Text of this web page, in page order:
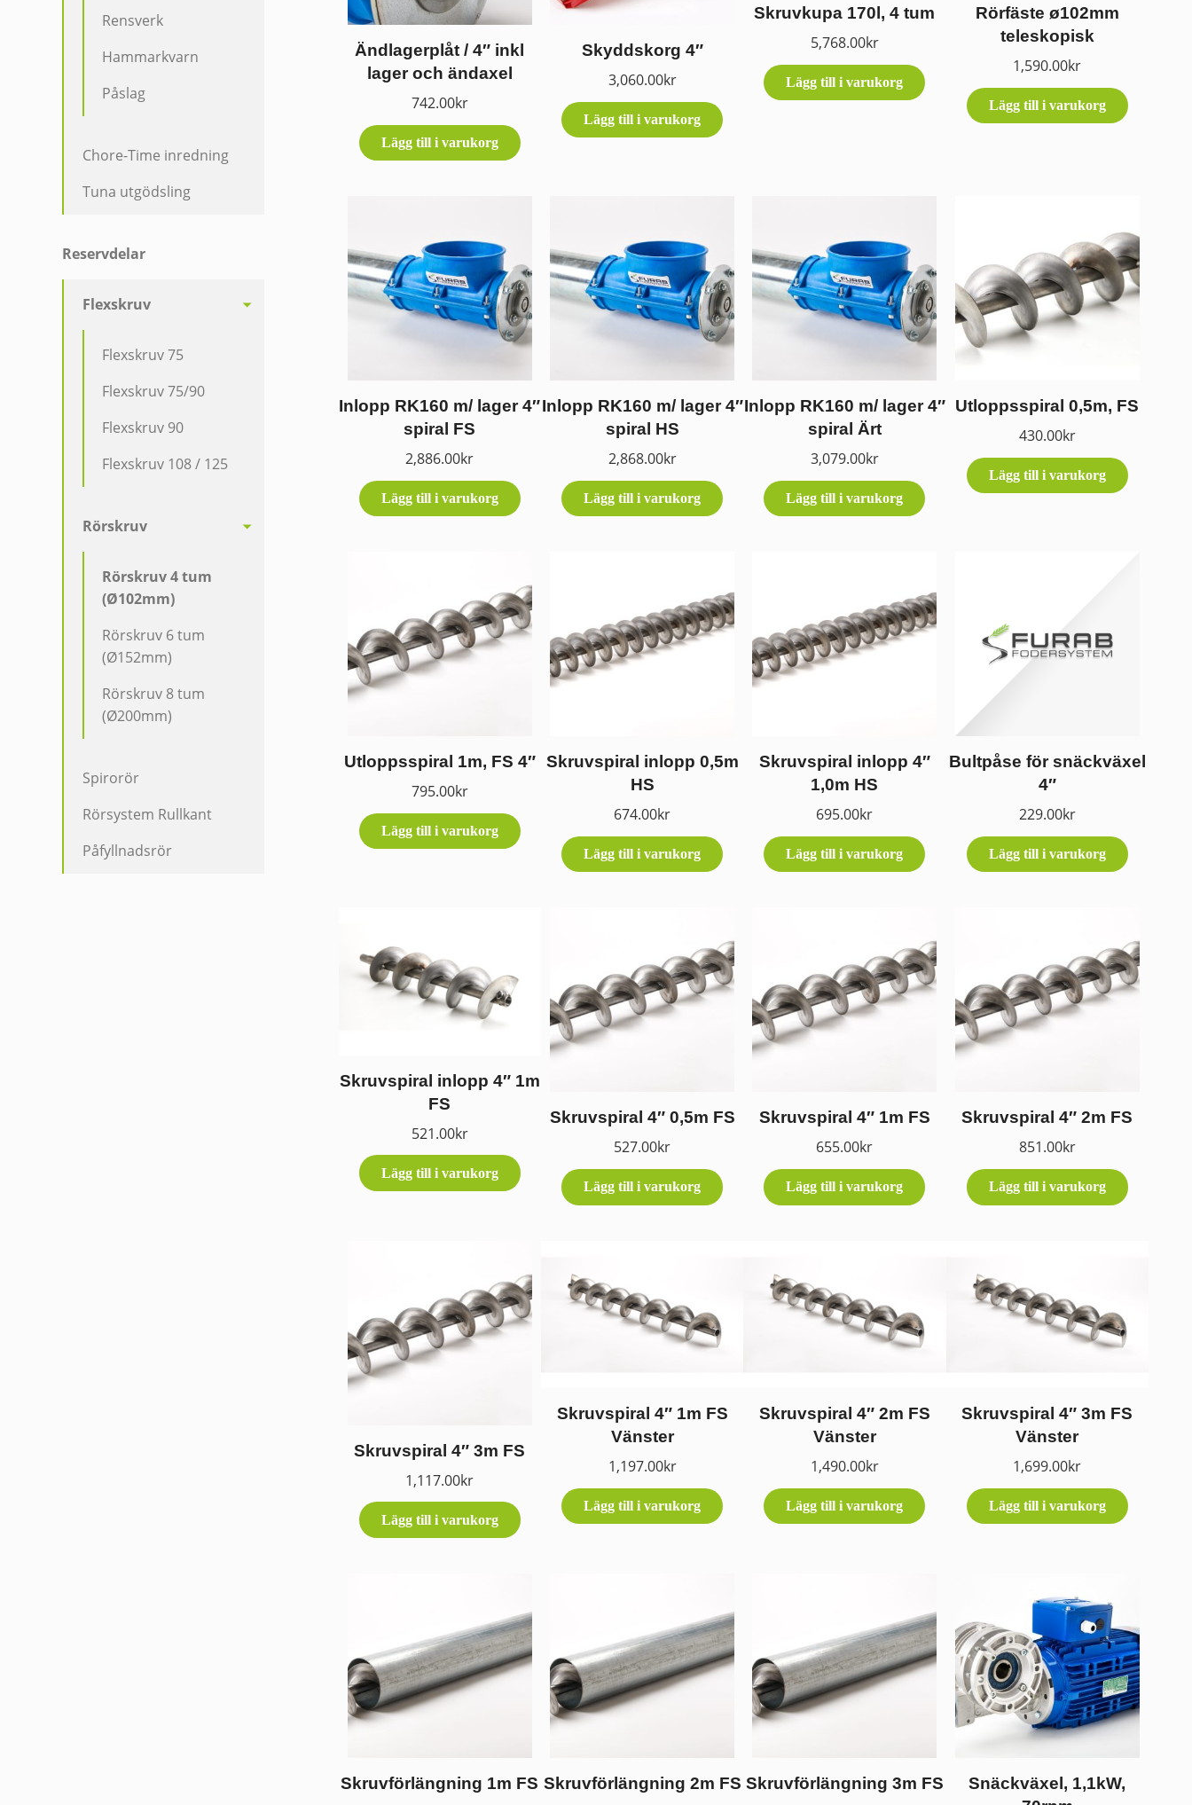
Rensverk
Hammarkvarn
Påslag
Chore-Time inredning
Tuna utgödsling
Reservdelar
Flexskruv
Flexskruv 75
Flexskruv 75/90
Flexskruv 90
Flexskruv 108 / 125
Rörskruv
Rörskruv 4 tum
(Ø102mm)
Rörskruv 6 tum
(Ø152mm)
Rörskruv 8 tum
(Ø200mm)
Spirorör
Rörsystem Rullkant
Påfyllnadsrör
Ändlagerplåt / 4″ inkl
lager och ändaxel
742.00kr
Lägg till i varukorg
Skyddskorg 4″
3,060.00kr
Lägg till i varukorg
Skruvkupa 170l, 4 tum
5,768.00kr
Lägg till i varukorg
Rörfäste ø102mm
teleskopisk
1,590.00kr
Lägg till i varukorg
Inlopp RK160 m/ lager 4″
spiral FS
2,886.00kr
Lägg till i varukorg
Inlopp RK160 m/ lager 4″
spiral HS
2,868.00kr
Lägg till i varukorg
Inlopp RK160 m/ lager 4″
spiral Ärt
3,079.00kr
Lägg till i varukorg
Utloppsspiral 0,5m, FS
430.00kr
Lägg till i varukorg
Utloppsspiral 1m, FS 4″
795.00kr
Lägg till i varukorg
Skruvspiral inlopp 0,5m
HS
674.00kr
Lägg till i varukorg
Skruvspiral inlopp 4″
1,0m HS
695.00kr
Lägg till i varukorg
Bultpåse för snäckväxel
4″
229.00kr
Lägg till i varukorg
Skruvspiral inlopp 4″ 1m
FS
521.00kr
Lägg till i varukorg
Skruvspiral 4″ 0,5m FS
527.00kr
Lägg till i varukorg
Skruvspiral 4″ 1m FS
655.00kr
Lägg till i varukorg
Skruvspiral 4″ 2m FS
851.00kr
Lägg till i varukorg
Skruvspiral 4″ 3m FS
1,117.00kr
Lägg till i varukorg
Skruvspiral 4″ 1m FS
Vänster
1,197.00kr
Lägg till i varukorg
Skruvspiral 4″ 2m FS
Vänster
1,490.00kr
Lägg till i varukorg
Skruvspiral 4″ 3m FS
Vänster
1,699.00kr
Lägg till i varukorg
Skruvförlängning 1m FS Skruvförlängning 2m FS Skruvförlängning 3m FS
Snäckväxel, 1,1kW,